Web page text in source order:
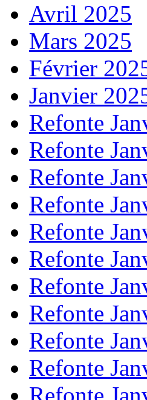
Avril 2025
Mars 2025
Février
Janvier
Refonte
Refonte
Refonte
Refonte
Refonte
Refonte
Refonte
Refonte
Refonte
Refonte